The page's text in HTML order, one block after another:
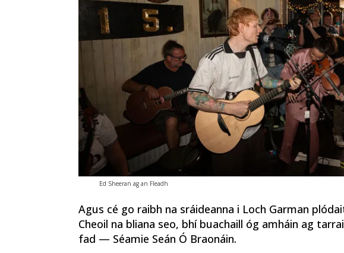
Ed Sheeran ag an Fleadh
Agus cé go raibh na sráideanna i Loch Garman
Cheoil na bliana seo, bhí buachaill óg amháin ag
fad — Séamie Seán Ó Braonáin.